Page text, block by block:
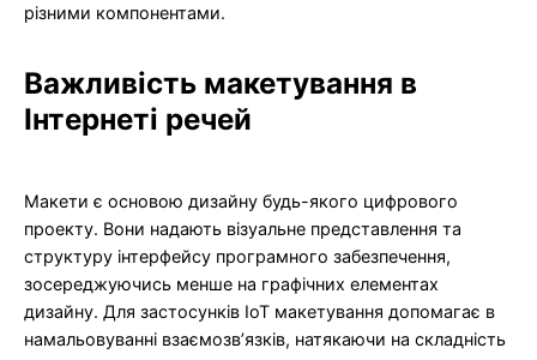
різними компонентами.
Важливість макетування в
Інтернеті речей
Макети є основою дизайну будь-якого цифрового
проекту. Вони надають візуальне представлення та
структуру інтерфейсу програмного забезпечення,
зосереджуючись менше на графічних елементах
дизайну. Для застосунків IoT макетування допомагає в
намальовуванні взаємозв’язків, натякаючи на складність